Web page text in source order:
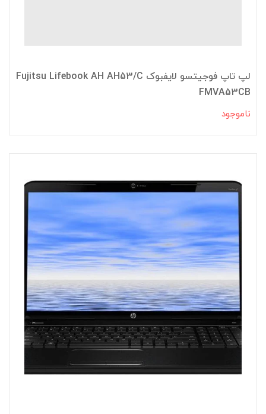
لپ تاپ فوجیتسو لایفبوک Fujitsu Lifebook AH AH53/C
FMVA53CB
ناموجود